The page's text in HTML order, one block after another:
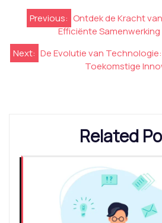
Berichtnavigatie
Previous: Ontdek de Kracht
Efficiënte Samenwerking
Next: De Evolutie van
Toekomstige
Related